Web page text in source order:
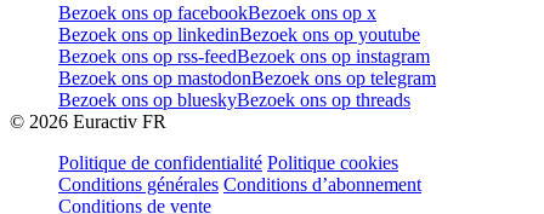
Bezoek ons op facebookBezoek ons op x
Bezoek ons op linkedinBezoek ons op youtube
Bezoek ons op rss-feedBezoek ons op instagram
Bezoek ons op mastodonBezoek ons op telegram
Bezoek ons op blueskyBezoek ons op threads
© 2026 Euractiv FR
Politique de confidentialité Politique cookies
Conditions générales Conditions d’abonnement
Conditions de vente